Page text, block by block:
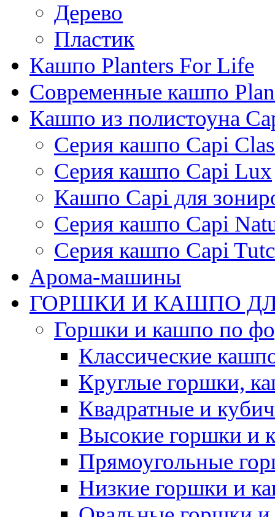
Дерево
Пластик
Кашпо Planters For Life
Современные кашпо
Кашпо из полистоуна
Серия кашпо Capi
Серия кашпо Capi Lux
Кашпо Capi для
Серия кашпо Capi
Серия кашпо Capi
Арома-машины
ГОРШКИ И КАШПО
Горшки и кашпо по
Классические
Круглые горшки,
Квадратные и
Высокие горшки и
Прямоугольные
Низкие горшки и